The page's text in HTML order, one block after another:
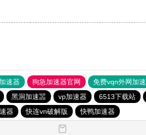
速器 狗急加速器官网 免费vqn外网加速
黑洞加速噐 vp加速器 6513下载站
器 快连vn破解版 快鸭加速器